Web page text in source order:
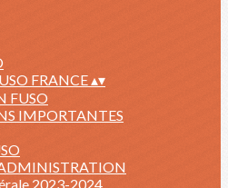
FRANCE▴▾
FUSO
IMPORTANTES
2023-2024